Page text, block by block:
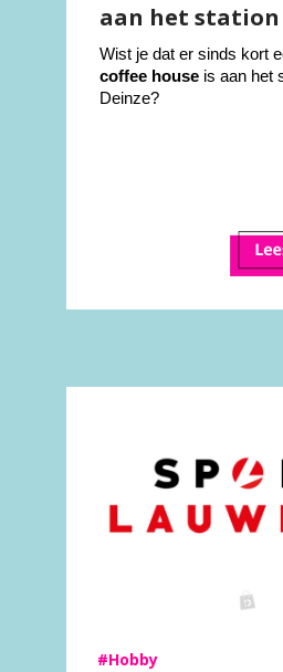
aan het station
Deinze
Wist je dat er sinds kort
coffee house is aan het
Deinze?
#Hobby